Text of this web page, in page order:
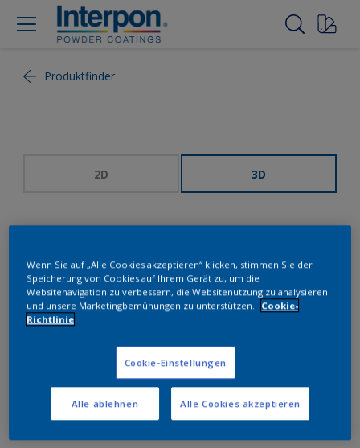
Produktfinder
2D 3D
Wenn Sie auf „Alle Cookies akzeptieren“ klicken, stimmen Sie der
Speicherung von Cookies auf Ihrem Gerät zu, um die
Websitenavigation zu verbessern, die Websitenutzung zu analysieren
und unsere Marketingbemühungen zu unterstützen.
Cookie-
Richtlinie
Cookie-Einstellungen
Alle ablehnen Alle Cookies akzeptieren